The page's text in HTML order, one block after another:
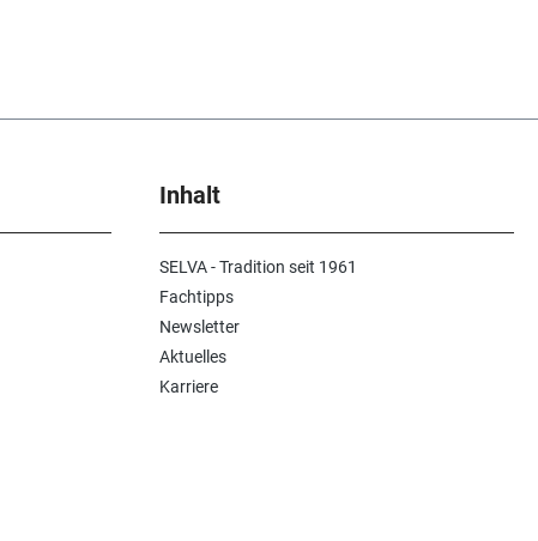
Inhalt
SELVA - Tradition seit 1961
Fachtipps
Newsletter
Aktuelles
Karriere